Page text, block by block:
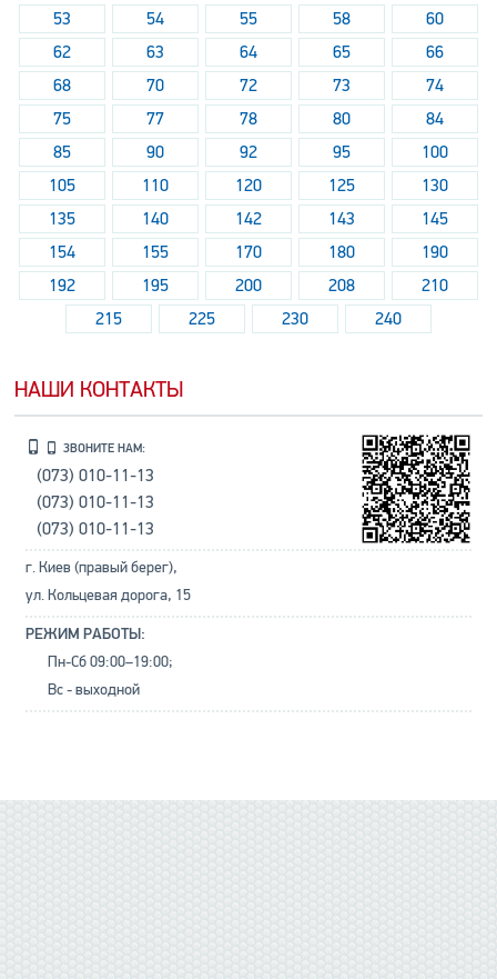
53
54 55 58
60
62
63 64 65
66
68
70 72 73
74
75
77 78 80
84
85
90 92 95
100
105
110 120 125
130
135
140 142 143
145
154
155 170 180
190
192
195 200 208
210
215
225 230 240
НАШИ КОНТАКТЫ
ЗВОНИТЕ НАМ:
(073) 010-11-13
(073) 010-11-13
(073) 010-11-13
г. Киев (правый берег),
ул. Кольцевая дорога, 15
РЕЖИМ РАБОТЫ:
Пн-Сб 09:00–19:00;
Вс - выходной